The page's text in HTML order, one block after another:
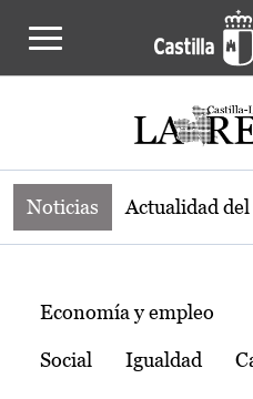
Noticias de la
Noticias Actualidad
Temas
Economía y empleo
Social Igualdad